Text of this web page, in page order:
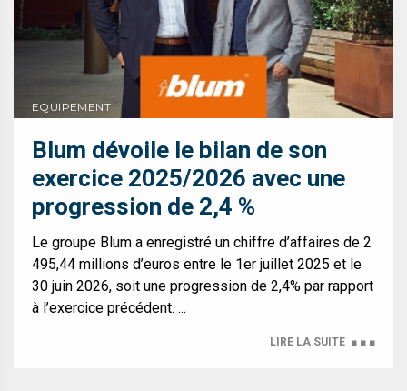
EQUIPEMENT
Blum dévoile le bilan de son
exercice 2025/2026 avec une
progression de 2,4 %
Le groupe Blum a enregistré un chiffre d’affaires de 2
495,44 millions d’euros entre le 1er juillet 2025 et le
30 juin 2026, soit une progression de 2,4% par rapport
à l’exercice précédent. ...
LIRE LA SUITE ■ ■ ■